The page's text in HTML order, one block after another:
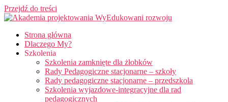
Przejdź do treści
Strona główna
Dlaczego My?
Szkolenia
Szkolenia zamknięte dla żłobków
Rady Pedagogiczne stacjonarne – szkoły
Rady pedagogiczne stacjonarne – przedszkola
Szkolenia wyjazdowe-integracyjne dla rad
pedagogicznych